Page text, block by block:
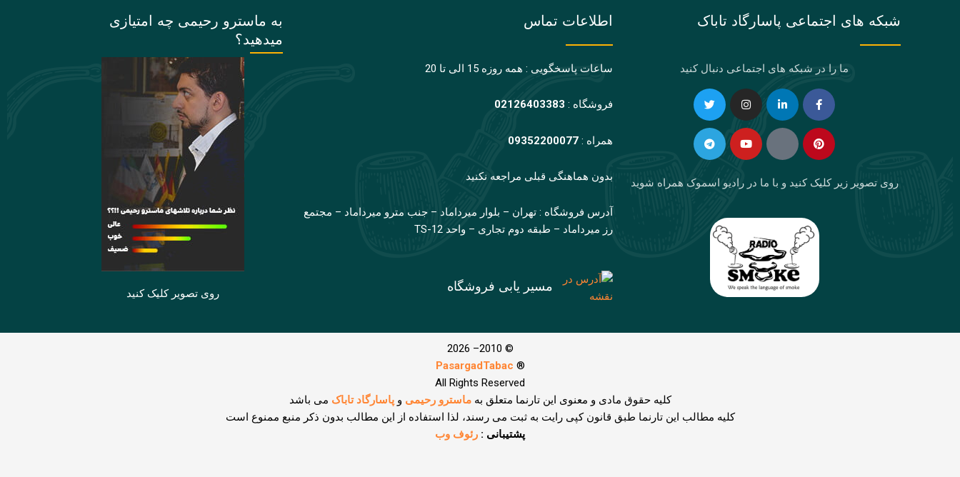
شبکه های اجتماعی پاسارگاد تاباک
ما را در شبکه های اجتماعی دنبال کنید
Facebook-
f
Linkedin-
in
Instagram
Twitter Pinterest
Eaparat
Youtube
Telegram
روی تصویر زیر کلیک کنید و با ما در رادیو اسموک همراه شوید
اطلاعات تماس
ساعات پاسخگویی : همه روزه 15 الی تا 20
فروشگاه : 02126403383
همراه :09352200077
بدون هماهنگی قبلی مراجعه نکنید
آدرس فروشگاه : تهران – بلوار میرداماد – جنب مترو میرداماد – مجتمع
رز میرداماد – طبقه دوم تجاری – واحد TS-12
مسیر یابی فروشگاه
به ماسترو رحیمی چه امتیازی
میدهید؟
روی تصویر کلیک کنید
© 2010– 2026
®
PasargadTabac
All Rights Reserved
كليه حقوق مادی و معنوی اين تارنما متعلق بهماسترو رحیمی وپاسارگاد تاباک می باشد
کلیه مطالب این تارنما طبق قانون کپی رایت به ثبت می رسند، لذا استفاده از این مطالب بدون ذکر منبع ممنوع است
پشتیبانی : رئوف وب